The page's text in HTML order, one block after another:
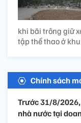
khi bãi trông giữ
tập thể thao ở
Chính sách
Trước 31/8/
nhà nước tại